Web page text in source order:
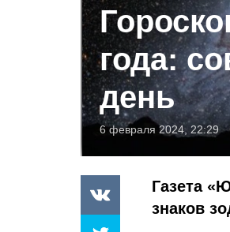
года:
день
6 февраля 2024, 22:29
Газета
знаков